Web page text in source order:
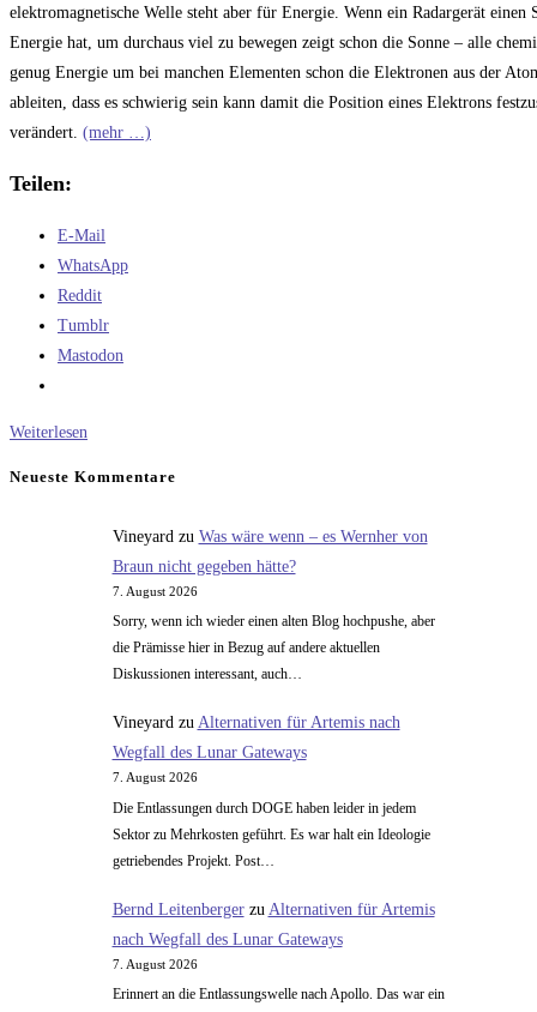
elektromagnetische Welle steht aber für Energie. Wenn ein Radargerät
Energie hat, um durchaus viel zu bewegen zeigt schon die Sonne – alle
genug Energie um bei manchen Elementen schon die Elektronen aus der
ableiten, dass es schwierig sein kann damit die Position eines Elektrons
verändert. (mehr …)
Teilen:
E-Mail
WhatsApp
Reddit
Tumblr
Mastodon
Weiterlesen
Neueste Kommentare
Vineyard zu Was wäre wenn – es Wernher von
Braun nicht gegeben hätte?
7. August 2026
Sorry, wenn ich wieder einen alten Blog hochpushe, aber
die Prämisse hier in Bezug auf andere aktuellen
Diskussionen interessant, auch…
Vineyardzu Alternativen für Artemis nach
Wegfall des Lunar Gateways
7. August 2026
Die Entlassungen durch DOGE haben leider in jedem
Sektor zu Mehrkosten geführt. Es war halt ein Ideologie
getriebendes Projekt. Post…
Bernd Leitenbergerzu Alternativen für Artemis
nach Wegfall des Lunar Gateways
7. August 2026
Erinnert an die Entlassungswelle nach Apollo. Das war ein